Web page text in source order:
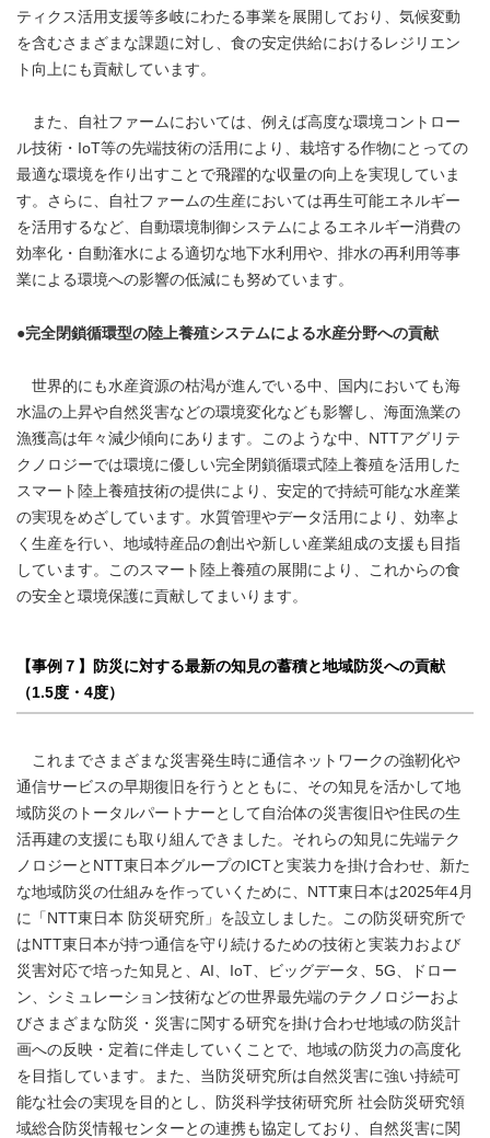
ティクス活用支援等多岐にわたる事業を展開しており、気候変動
を含むさまざまな課題に対し、食の安定供給におけるレジリエン
ト向上にも貢献しています。
また、自社ファームにおいては、例えば高度な環境コントロー
ル技術・IoT等の先端技術の活用により、栽培する作物にとっての
最適な環境を作り出すことで飛躍的な収量の向上を実現していま
す。さらに、自社ファームの生産においては再生可能エネルギー
を活用するなど、自動環境制御システムによるエネルギー消費の
効率化・自動潅水による適切な地下水利用や、排水の再利用等事
業による環境への影響の低減にも努めています。
●完全閉鎖循環型の陸上養殖システムによる水産分野への貢献
世界的にも水産資源の枯渇が進んでいる中、国内においても海
水温の上昇や自然災害などの環境変化なども影響し、海面漁業の
漁獲高は年々減少傾向にあります。このような中、NTTアグリテ
クノロジーでは環境に優しい完全閉鎖循環式陸上養殖を活用した
スマート陸上養殖技術の提供により、安定的で持続可能な水産業
の実現をめざしています。水質管理やデータ活用により、効率よ
く生産を行い、地域特産品の創出や新しい産業組成の支援も目指
しています。このスマート陸上養殖の展開により、これからの食
の安全と環境保護に貢献してまいります。
【事例７】防災に対する最新の知見の蓄積と地域防災への貢献
（1.5度・4度）
これまでさまざまな災害発生時に通信ネットワークの強靭化や
通信サービスの早期復旧を行うとともに、その知見を活かして地
域防災のトータルパートナーとして自治体の災害復旧や住民の生
活再建の支援にも取り組んできました。それらの知見に先端テク
ノロジーとNTT東日本グループのICTと実装力を掛け合わせ、新た
な地域防災の仕組みを作っていくために、NTT東日本は2025年4月
に「NTT東日本 防災研究所」を設立しました。この防災研究所で
はNTT東日本が持つ通信を守り続けるための技術と実装力および
災害対応で培った知見と、AI、IoT、ビッグデータ、5G、ドロー
ン、シミュレーション技術などの世界最先端のテクノロジーおよ
びさまざまな防災・災害に関する研究を掛け合わせ地域の防災計
画への反映・定着に伴走していくことで、地域の防災力の高度化
を目指しています。また、当防災研究所は自然災害に強い持続可
能な社会の実現を目的とし、防災科学技術研究所 社会防災研究領
域総合防災情報センターとの連携も協定しており、自然災害に関